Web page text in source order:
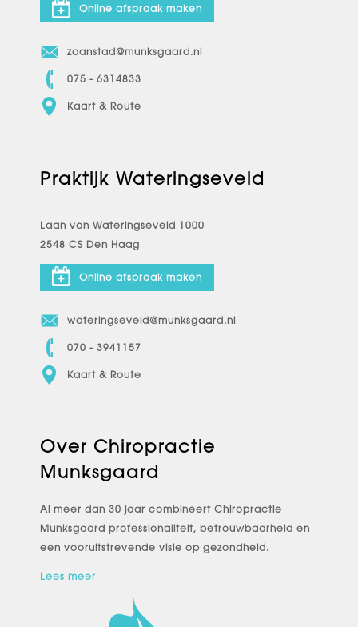
Online afspraak maken
zaanstad@munksgaard.nl
075 - 6314833
Kaart & Route
Praktijk Wateringseveld
Laan van Wateringseveld 1000
2548 CS Den Haag
Online afspraak maken
wateringseveld@munksgaard.nl
070 - 3941157
Kaart & Route
Over Chiropractie
Munksgaard
Al meer dan 30 jaar combineert Chiropractie
Munksgaard professionaliteit, betrouwbaarheid en
een vooruitstrevende visie op gezondheid.
Lees meer